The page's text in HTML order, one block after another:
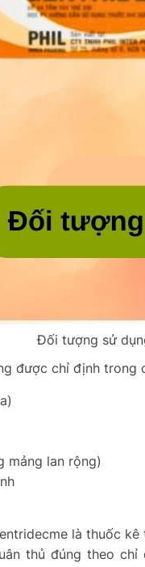
Đối tượng sử
được chỉ định trong
mảng lan rộng)
là thuốc
thủ đúng theo